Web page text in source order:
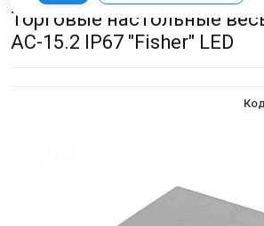
Торговые настольные
AC-15.2 IP67 "Fisher" LED